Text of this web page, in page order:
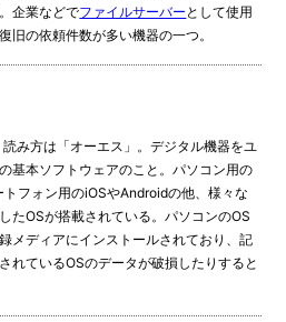
企業などでファイルサーバー として使用
旧の依頼件数が多い機器の一つ。
み方は「オーエス」。デジタル機器をユ
基本ソフトウェアのこと。パソコン用の
フォン用のiOSやAndroidの他、様々な
たOSが搭載されている。パソコンのOS
メディアにインストールされており、記
れているOSのデータが破損したりすると